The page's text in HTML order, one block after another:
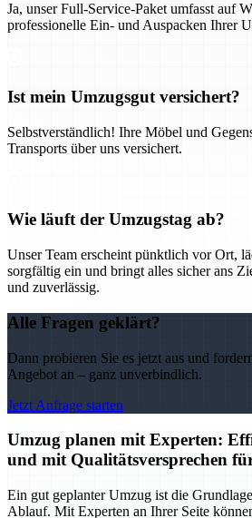
Ja, unser Full-Service-Paket umfasst auf
professionelle Ein- und Auspacken Ihrer
Ist mein Umzugsgut versichert?
Selbstverständlich! Ihre Möbel und
Transports über uns versichert.
Wie läuft der Umzugstag ab?
Unser Team erscheint pünktlich vor Ort,
sorgfältig ein und bringt alles sicher ans
und zuverlässig.
Alle Fragen geklärt?
Dann probieren Sie es jetzt aus und
Angebot an – ganz unverbindlich.
Jetzt Anfrage starten
Umzug planen mit Experten:
und mit Qualitätsversprechen
Ein gut geplanter Umzug ist die
Ablauf. Mit Experten an Ihrer Seite